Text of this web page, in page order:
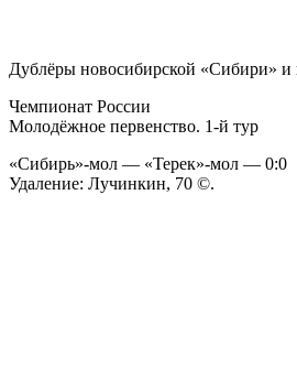
Дублёры новосибирской «Сибири» и
Чемпионат России
Молодёжное первенство. 1-й тур
«Сибирь»-мол — «Терек»-мол — 0:0
Удаление: Лучинкин, 70 ©.